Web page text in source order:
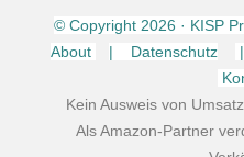
© Copyright 2026 · KISP
About
| Datenschutz
Kein Ausweis von
Als Amazon-Partner